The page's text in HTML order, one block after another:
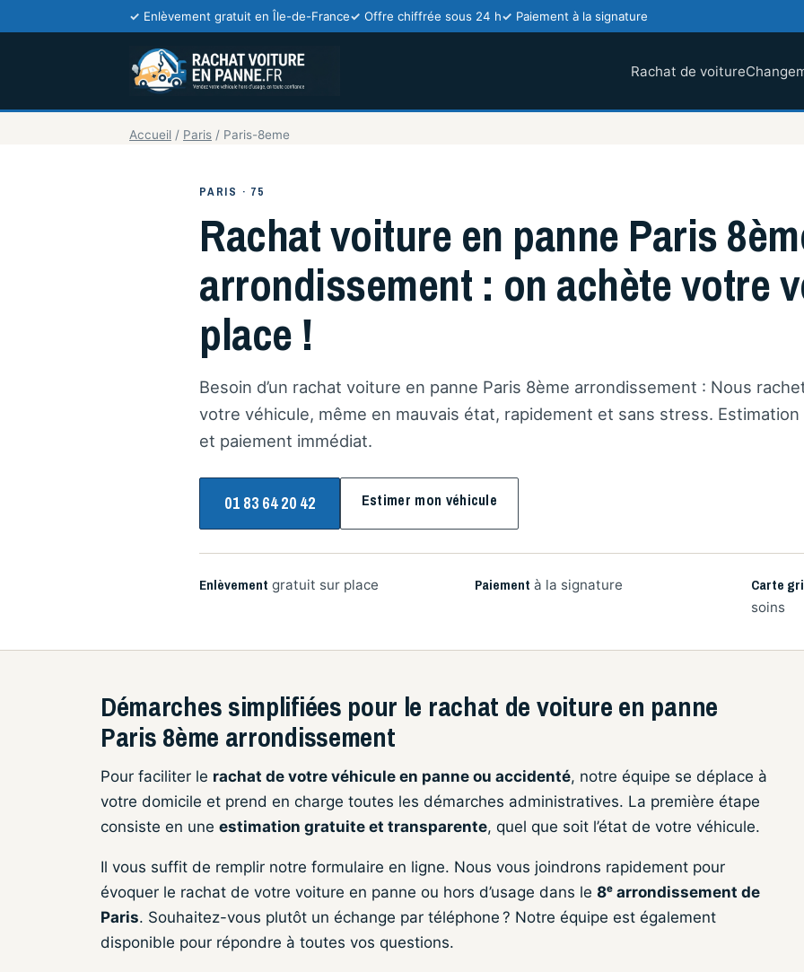
Enlèvement gratuit en Île-de-France Offre chiffrée sous 24 h Paiement à la signature
Rachat de voiture
Accueil / Paris / Paris-8eme
PARIS · 75
Rachat voiture en panne Paris
arrondissement : on achète votre
place !
Besoin d’un rachat voiture en panne Paris 8ème arrondissement : Nous
votre véhicule, même en mauvais état, rapidement et sans stress.
et paiement immédiat.
01 83 64 20 42 Estimer mon véhicule
Enlèvement gratuit sur place Paiement à la signature Carte
soins
Démarches simplifiées pour le rachat de voiture en panne
Paris 8ème arrondissement
Pour faciliter le rachat de votre véhicule en panne ou accidenté, notre équipe se déplace à
votre domicile et prend en charge toutes les démarches administratives. La première étape
consiste en une estimation gratuite et transparente, quel que soit l’état de votre véhicule.
Il vous suffit de remplir notre formulaire en ligne. Nous vous joindrons rapidement pour
évoquer le rachat de votre voiture en panne ou hors d’usage dans le 8ᵉ arrondissement de
Paris. Souhaitez-vous plutôt un échange par téléphone ? Notre équipe est également
disponible pour répondre à toutes vos questions.